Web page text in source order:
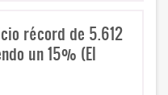
récord de 5.612
un 15% (El